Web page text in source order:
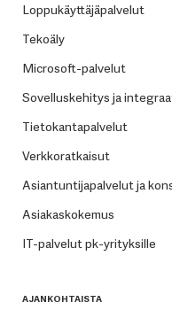
Loppukäyttäjäpalvelut
Tekoäly
Microsoft-palvelut
Sovelluskehitys ja
Tietokantapalvelut
Verkkoratkaisut
Asiantuntijapalvelut ja
Asiakaskokemus
IT-palvelut pk-yrityksille
AJANKOHTAISTA